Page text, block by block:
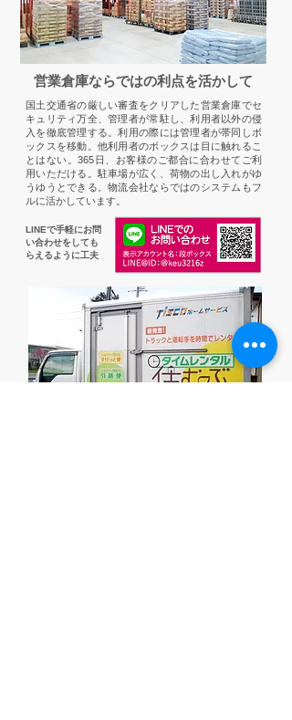
営業倉庫ならではの利点を活かして
国土交通省の厳しい審査をクリアした営業倉庫でセ
キュリティ万全、管理者が常駐し、利用者以外の侵
入を徹底管理する。利用の際には管理者が帯同しボ
ックスを移動。他利用者のボックスは目に触れるこ
とはない。365日、お客様のご都合に合わせてご利
用いただける。駐車場が広く、荷物の出し入れがゆ
うゆうとできる。物流会社ならではのシステムもフ
ルに活かしています。
LINEで手軽にお問
い合わせをしても
らえるように工夫